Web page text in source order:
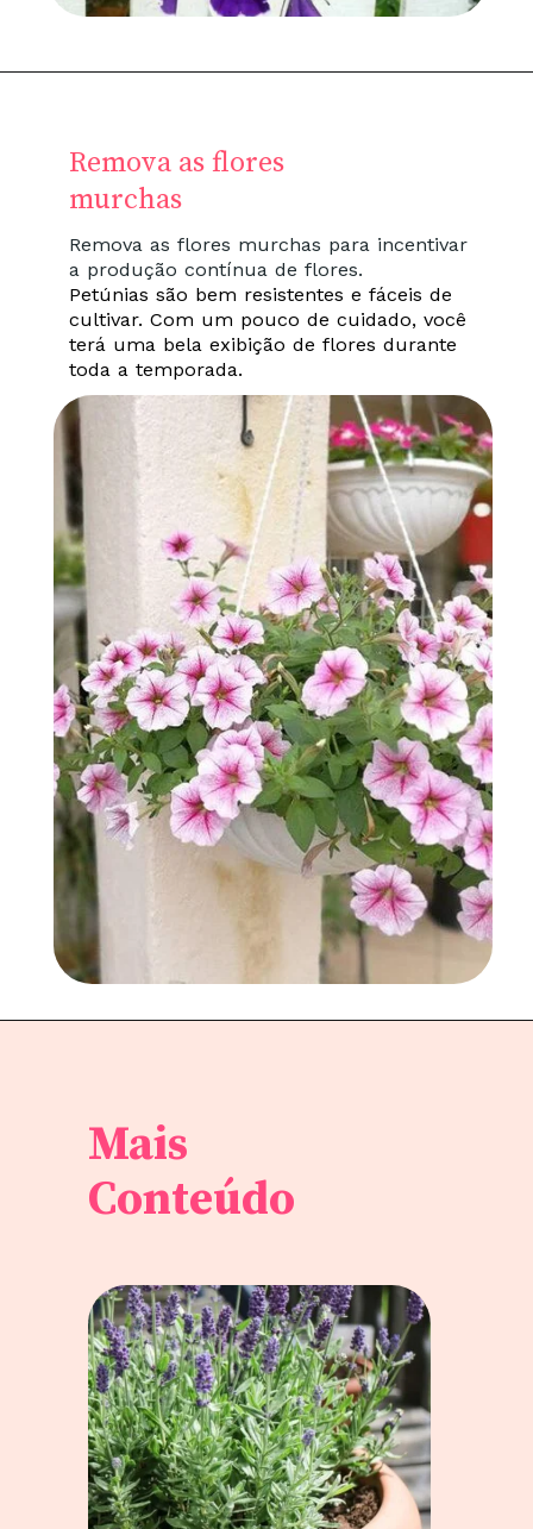
Remova as flores murchas para incentivar
a produção contínua de flores.
Petúnias são bem resistentes e fáceis de
cultivar. Com um pouco de cuidado, você
terá uma bela exibição de flores durante
toda a temporada.
Remova as flores
murchas
Mais
Conteúdo